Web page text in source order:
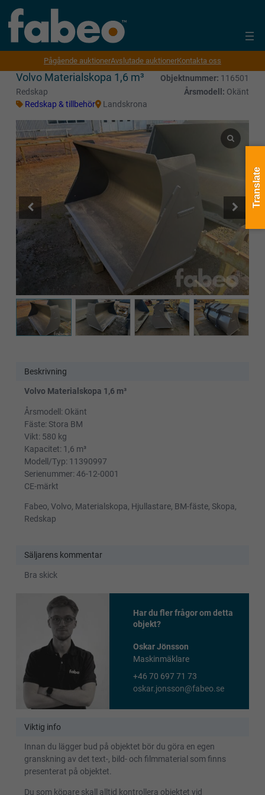
Pågående auktionerAvslutade auktionerKontakta oss
Volvo Materialskopa 1,6 m³ Objektnummer: 116501
Redskap
Årsmodell: Okänt
Redskap & tillbehör
Landskrona
Beskrivning
Volvo Materialskopa 1,6 m³
Årsmodell: Okänt
Fäste: Stora BM
Vikt: 580 kg
Kapacitet: 1,6 m³
Modell/Typ: 11390997
Serienummer: 46-12-0001
CE-märkt
Fabeo, Volvo, Materialskopa, Hjullastare, BM-fäste, Skopa,
Redskap
Säljarens kommentar
Bra skick
Har du fler frågor om detta
objekt?
Oskar Jönsson
Maskinmäklare
+46 70 697 71 73
oskar.jonsson@fabeo.se
Viktig info
Innan du lägger bud på objektet bör du göra en egen
granskning av det text-, bild- och filmmaterial som finns
presenterat på objektet.
Du som köpare skall alltid kontrollera objektet vid
Translate